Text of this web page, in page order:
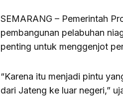
SEMARANG – Pemerintah
pembangunan pelabuhan
penting untuk menggenjot
“Karena itu menjadi pintu
dari Jateng ke luar negeri,”